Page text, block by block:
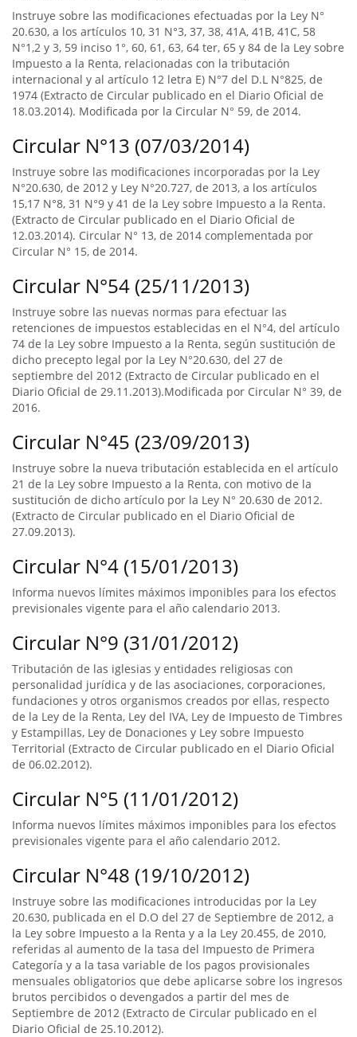
Instruye sobre las modificaciones efectuadas por la Ley N°
20.630, a los artículos 10, 31 N°3, 37, 38, 41A, 41B, 41C, 58
N°1,2 y 3, 59 inciso 1°, 60, 61, 63, 64 ter, 65 y 84 de la Ley sobre
Impuesto a la Renta, relacionadas con la tributación
internacional y al artículo 12 letra E) N°7 del D.L N°825, de
1974 (Extracto de Circular publicado en el Diario Oficial de
18.03.2014). Modificada por la Circular N° 59, de 2014.
Circular N°13 (07/03/2014)
Instruye sobre las modificaciones incorporadas por la Ley
N°20.630, de 2012 y Ley N°20.727, de 2013, a los artículos
15,17 N°8, 31 N°9 y 41 de la Ley sobre Impuesto a la Renta.
(Extracto de Circular publicado en el Diario Oficial de
12.03.2014). Circular N° 13, de 2014 complementada por
Circular N° 15, de 2014.
Circular N°54 (25/11/2013)
Instruye sobre las nuevas normas para efectuar las
retenciones de impuestos establecidas en el N°4, del artículo
74 de la Ley sobre Impuesto a la Renta, según sustitución de
dicho precepto legal por la Ley N°20.630, del 27 de
septiembre del 2012 (Extracto de Circular publicado en el
Diario Oficial de 29.11.2013).Modificada por Circular N° 39, de
2016.
Circular N°45 (23/09/2013)
Instruye sobre la nueva tributación establecida en el artículo
21 de la Ley sobre Impuesto a la Renta, con motivo de la
sustitución de dicho artículo por la Ley N° 20.630 de 2012.
(Extracto de Circular publicado en el Diario Oficial de
27.09.2013).
Circular N°4 (15/01/2013)
Informa nuevos límites máximos imponibles para los efectos
previsionales vigente para el año calendario 2013.
Circular N°9 (31/01/2012)
Tributación de las iglesias y entidades religiosas con
personalidad jurídica y de las asociaciones, corporaciones,
fundaciones y otros organismos creados por ellas, respecto
de la Ley de la Renta, Ley del IVA, Ley de Impuesto de Timbres
y Estampillas, Ley de Donaciones y Ley sobre Impuesto
Territorial (Extracto de Circular publicado en el Diario Oficial
de 06.02.2012).
Circular N°5 (11/01/2012)
Informa nuevos límites máximos imponibles para los efectos
previsionales vigente para el año calendario 2012.
Circular N°48 (19/10/2012)
Instruye sobre las modificaciones introducidas por la Ley
20.630, publicada en el D.O del 27 de Septiembre de 2012, a
la Ley sobre Impuesto a la Renta y a la Ley 20.455, de 2010,
referidas al aumento de la tasa del Impuesto de Primera
Categoría y a la tasa variable de los pagos provisionales
mensuales obligatorios que debe aplicarse sobre los ingresos
brutos percibidos o devengados a partir del mes de
Septiembre de 2012 (Extracto de Circular publicado en el
Diario Oficial de 25.10.2012).